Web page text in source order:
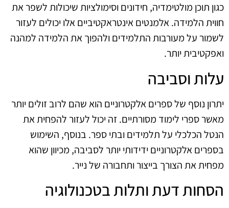
כגון תוכן מולטימדיה, חידונים וסימולציות שיכולות לשפר את
חווית הלמידה. אלמנטים אינטראקטיביים אלו יכולים לעזור
לשמור על מעורבות התלמידים ולהפוך את הלמידה למהנה
ואפקטיבית יותר.
עלות וסביבה
יתרון נוסף של ספרים אלקטרוניים הוא שהם לרוב זולים יותר
מאשר ספרי לימוד מסורתיים. זה יכול לעזור להפחית את
הנטל הכלכלי על תלמידים ובתי ספר. בנוסף, השימוש
בספרים אלקטרוניים ידידותי יותר לסביבה, מכיוון שהוא
מפחית את הצורך בייצור ותחבורה של נייר.
הסחות דעת ותלות בטכנולוגיה